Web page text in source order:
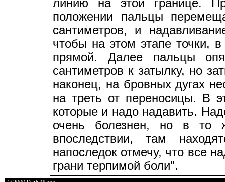
линию на этой границе.
положении пальцы
сантиметров, и
чтобы на этом этапе точки,
прямой. Далее пальцы
сантиметров к затылку, но
наконец, на бровных дугах
на треть от переносицы. В
которые и надо надавить.
очень болезнен, но в то
впоследствии, там
напоследок отмечу, что все
грани терпимой боли".